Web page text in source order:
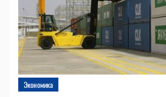
Экономика